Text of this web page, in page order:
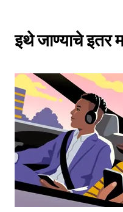
इथे जाण्याचे इतर